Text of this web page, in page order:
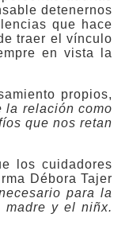
detenernos
que hace
traer el vínculo
en vista la
propios,
la relación como
que nos retan
los cuidadores
Débora Tajer
para la
madre y el niñx.